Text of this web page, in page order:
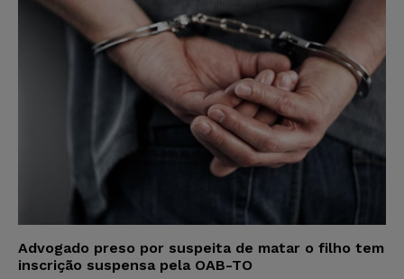
Advogado preso por suspeita de matar o filho tem
inscrição suspensa pela OAB-TO